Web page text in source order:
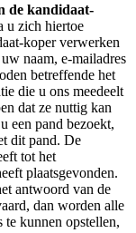
de kandidaat-
u zich hiertoe
koper verwerken
naam, e-mailadres
betreffende het
die u ons meedeelt
dat ze nuttig kan
een pand bezoekt,
dit pand. De
tot het
plaatsgevonden.
antwoord van de
dan worden alle
kunnen opstellen,